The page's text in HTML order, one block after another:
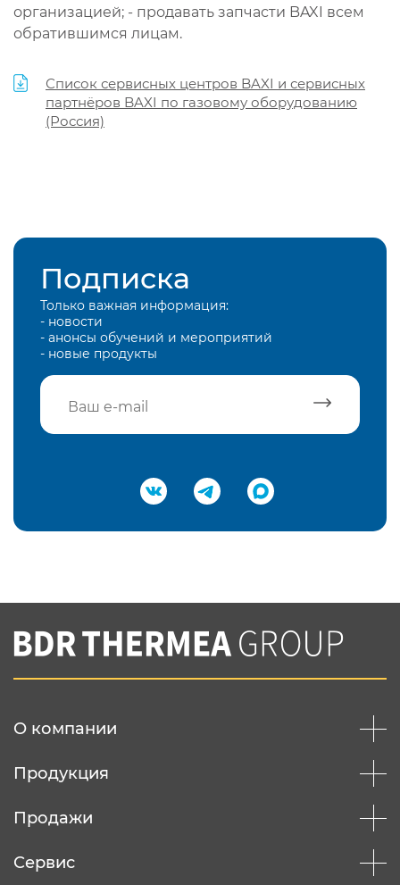
организацией; - продавать запчасти BAXI всем
обратившимся лицам.
Список сервисных центров BAXI и сервисных
партнёров BAXI по газовому оборудованию
(Россия)
Подписка
Только важная информация:
- новости
- анонсы обучений и мероприятий
- новые продукты
Подтвердить e-mail
Вы соглашаетесь с нашей политикой
конфеденциальности
О компании
Продукция
Продажи
Сервис